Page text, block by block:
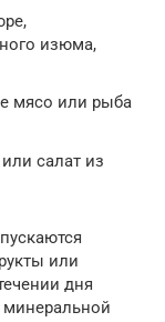
изюма,
мясо или рыба
салат из
или
дня